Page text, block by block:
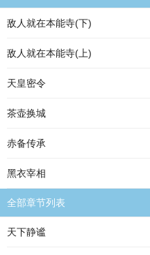
敌人就在本能寺(下)
敌人就在本能寺(上)
天皇密令
茶壶换城
赤备传承
黑衣宰相
全部章节列表
天下静谧